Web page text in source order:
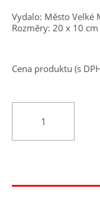
Vydalo: Město Velké
Rozměry: 20 x 10 cm
Cena produktu (s